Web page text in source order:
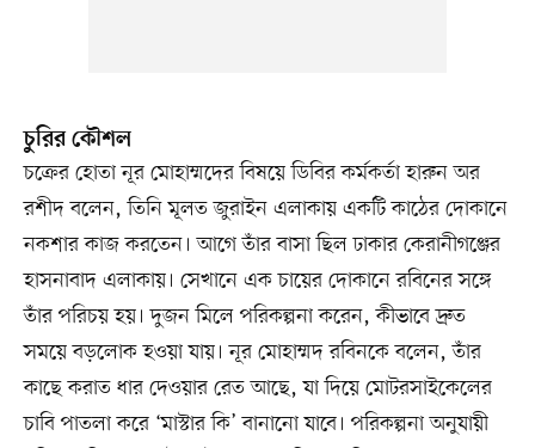
চুরির কৌশল
চক্রের হোতা নূর মোহাম্মদের বিষয়ে ডিবির কর্মকর্তা হারুন অর
রশীদ বলেন, তিনি মূলত জুরাইন এলাকায় একটি কাঠের দোকানে
নকশার কাজ করতেন। আগে তাঁর বাসা ছিল ঢাকার কেরানীগঞ্জের
হাসনাবাদ এলাকায়। সেখানে এক চায়ের দোকানে রবিনের সঙ্গে
তাঁর পরিচয় হয়। দুজন মিলে পরিকল্পনা করেন, কীভাবে দ্রুত
সময়ে বড়লোক হওয়া যায়। নূর মোহাম্মদ রবিনকে বলেন, তাঁর
কাছে করাত ধার দেওয়ার রেত আছে, যা দিয়ে মোটরসাইকেলের
চাবি পাতলা করে ‘মাস্টার কি’ বানানো যাবে। পরিকল্পনা অনুযায়ী